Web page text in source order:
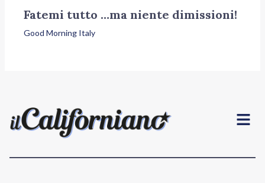
Fatemi tutto …ma niente dimissioni!
Good Morning Italy
Menu